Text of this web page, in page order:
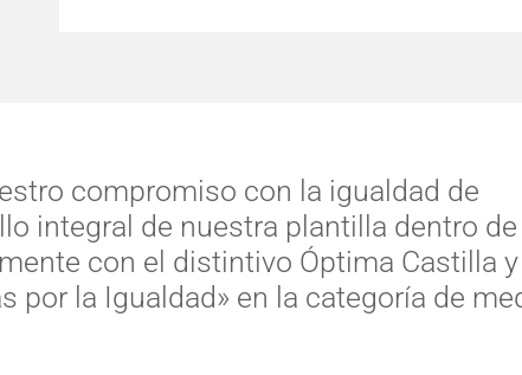
compromiso con la igualdad de
integral de nuestra plantilla dentro de
con el distintivo Óptima Castilla
por la Igualdad» en la categoría de